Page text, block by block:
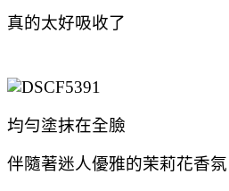
真的太好吸收了
均勻塗抹在全臉
伴隨著迷人優雅的茉莉花香氛